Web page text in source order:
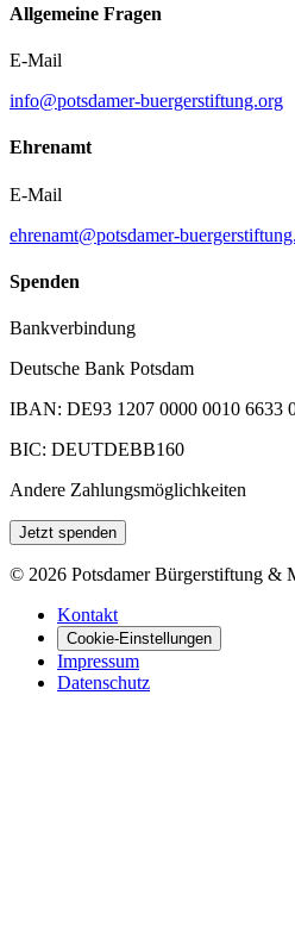
Allgemeine Fragen
E-Mail
info@potsdamer-buergerstiftung.org
Ehrenamt
E-Mail
ehrenamt@potsdamer-
Spenden
Bankverbindung
Deutsche Bank Potsdam
IBAN: DE93 1207 0000 0010 6633
BIC: DEUTDEBB160
Andere Zahlungsmöglichkeiten
Jetzt spenden
© 2026 Potsdamer Bürgerstiftung &
Kontakt
Cookie-Einstellungen
Impressum
Datenschutz